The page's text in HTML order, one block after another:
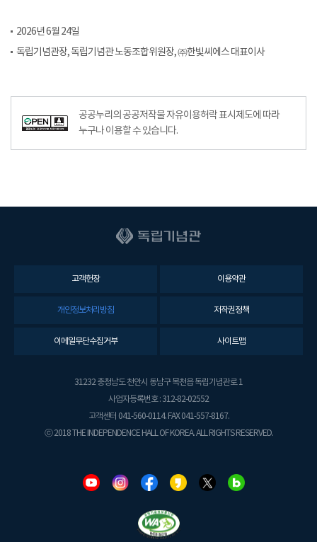
2026년 6월 24일
독립기념관장, 독립기념관 노동조합위원장, ㈜한빛씨에스 대표이사
공공누리의 공공저작물 자유이용허락 표시제도에 따라
누구나 이용할 수 있습니다.
고객헌장 이용약관
개인정보처리방침 저작권정책
이메일무단수집거부 사이트맵
31232 충청남도 천안시 동남구 목천읍 독립기념관로 1
사업자등록번호 : 312-82-02552
고객센터 041-560-0114. FAX 041-557-8167.
ⓒ 2018 THE INDEPENDENCE HALL OF KOREA. ALL RIGHTS RESERVED.